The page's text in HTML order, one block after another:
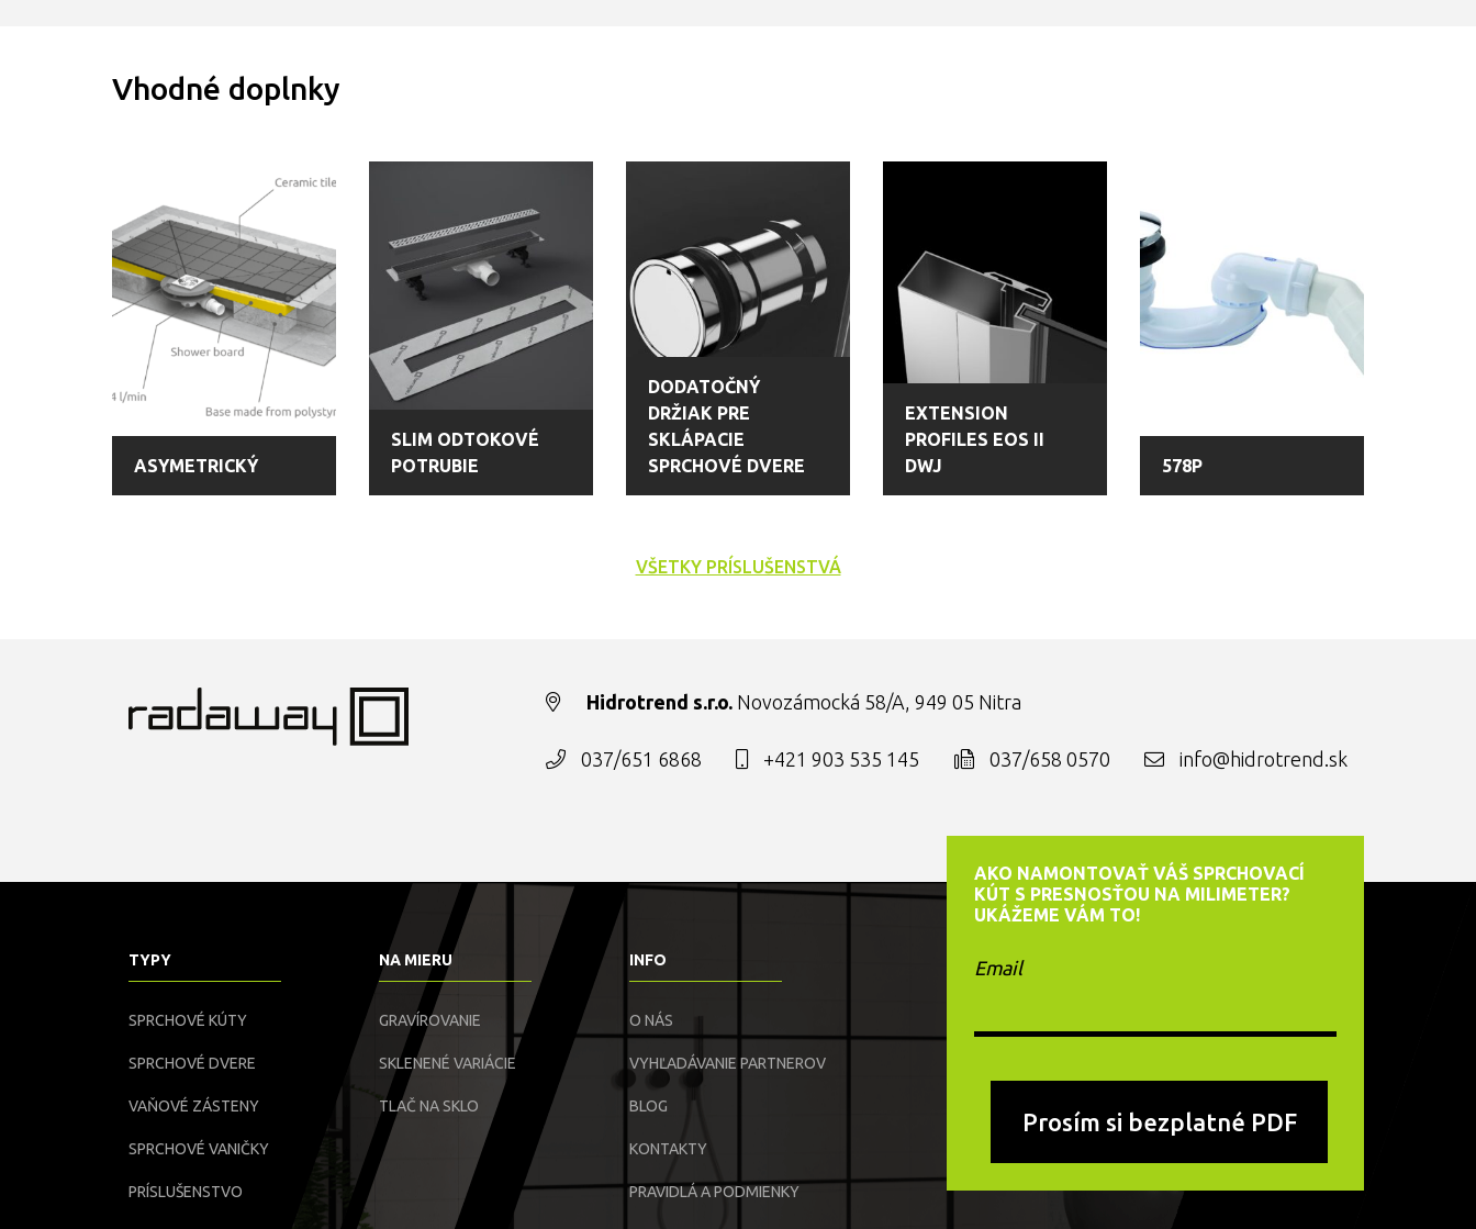
Vhodné doplnky
ASYMETRICKÝ
SLIM ODTOKOVÉ
POTRUBIE
DODATOČNÝ
DRŽIAK PRE
SKLÁPACIE
SPRCHOVÉ DVERE
EXTENSION
PROFILES EOS II
DWJ
578P
VŠETKY PRÍSLUŠENSTVÁ
Hidrotrend s.r.o.Novozámocká 58/A, 949 05 Nitra
037/651 6868 +421 903 535 145 037/658 0570 info@hidrotrend.sk
TYPY
SPRCHOVÉ KÚTY
SPRCHOVÉ DVERE
VAŇOVÉ ZÁSTENY
SPRCHOVÉ VANIČKY
PRÍSLUŠENSTVO
NA MIERU
GRAVÍROVANIE
SKLENENÉ VARIÁCIE
TLAČ NA SKLO
INFO
O NÁS
VYHĽADÁVANIE PARTNEROV
BLOG
KONTAKTY
PRAVIDLÁ A PODMIENKY
AKO NAMONTOVAŤ VÁŠ SPRCHOVACÍ
KÚT S PRESNOSŤOU NA MILIMETER?
UKÁŽEME VÁM TO!
Email